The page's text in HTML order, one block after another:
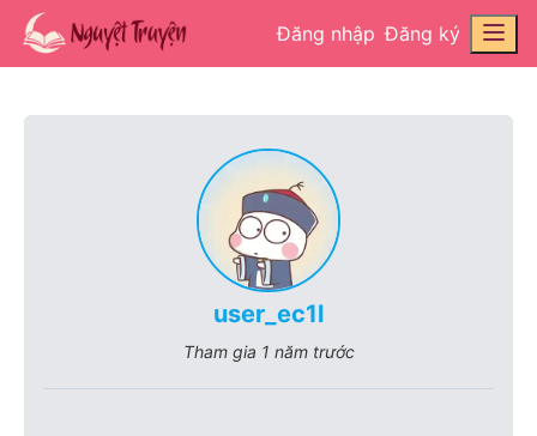
Đăng nhập Đăng ký
user_ec1l
Tham gia 1 năm trước